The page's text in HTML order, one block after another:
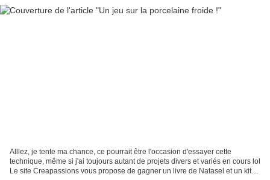
Alllez, je tente ma chance, ce pourrait être l'occasion d'essayer cette
technique, même si j'ai toujours autant de projets divers et variés en cours lol
Le site Creapassions vous propose de gagner un livre de Natasel et un kit